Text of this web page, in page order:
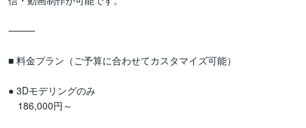
⸻
■ 料金プラン（ご予算に合わせてカスタマイズ可能）
● 3Dモデリングのみ
186,000円～